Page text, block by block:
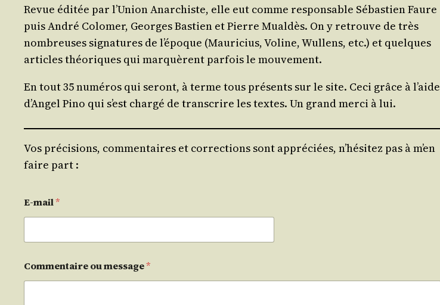
Revue édi­tée par l’Union Anar­chiste, elle eut comme res­pon­sable Sébas­tien Faure
puis André Colo­mer, Georges Bas­tien et Pierre Mual­dès. On y retrouve de très
nom­breuses signa­tures de l’é­poque (Mau­ri­cius, Voline, Wul­lens, etc.) et quelques
articles théo­riques qui mar­quèrent par­fois le mouvement.
En tout 35 numé­ros qui seront, à terme tous pré­sents sur le site. Ceci grâce à l’aide
d’Angel Pino qui s’est char­gé de trans­crire les textes. Un grand mer­ci à lui.
Vos précisions, commentaires et corrections sont appréciées, n’hésitez pas à m’en
faire part :
E-mail*
Commentaire ou message*